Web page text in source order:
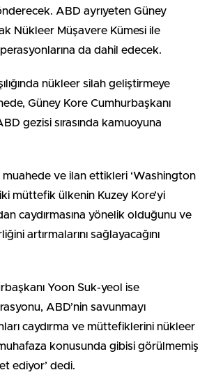
ABD ayrıyeten Güney
Nükleer Müşavere Kümesi ile
da dahil edecek.
nükleer silah geliştirmeye
Güney Kore Cumhurbaşkanı
gezisi sırasında kamuoyuna
muahede ve ilan ettikleri ‘Washington
müttefik ülkenin Kuzey Kore’yi
caydırmasına yönelik olduğunu ve
artırmalarını sağlayacağını
Yoon Suk-yeol ise
ABD’nin savunmayı
caydırma ve müttefiklerini nükleer
konusunda gibisi görülmemiş
ediyor’ dedi.